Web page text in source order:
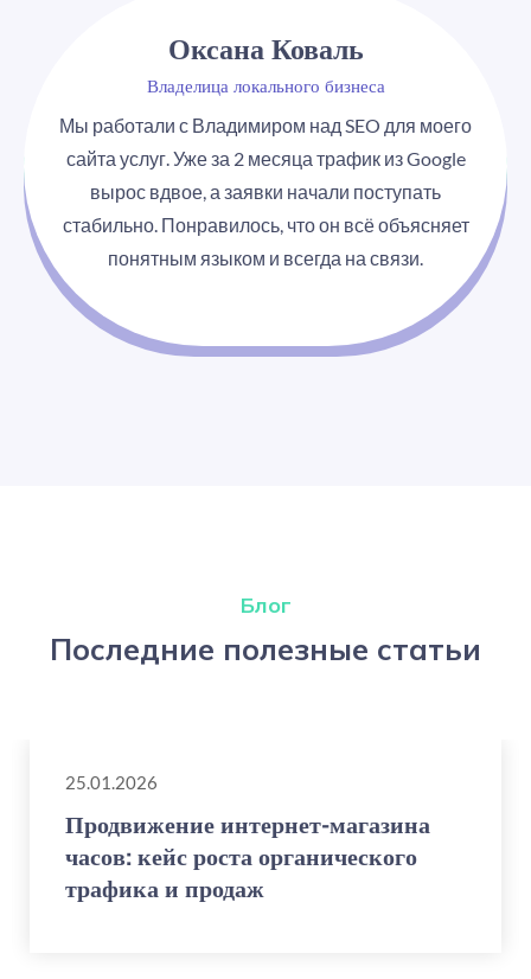
Оксана Коваль
Владелица локального бизнеса
Мы работали с Владимиром над SEO для моего
сайта услуг. Уже за 2 месяца трафик из Google
вырос вдвое, а заявки начали поступать
стабильно. Понравилось, что он всё объясняет
понятным языком и всегда на связи.
Блог
Последние полезные статьи
25.01.2026
Продвижение интернет-магазина
часов: кейс роста органического
трафика и продаж